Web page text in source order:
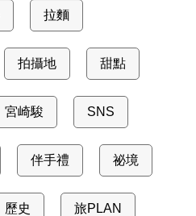
拉麵
拍攝地 甜點
宮崎駿 SNS
伴手禮 祕境
歷史 旅PLAN